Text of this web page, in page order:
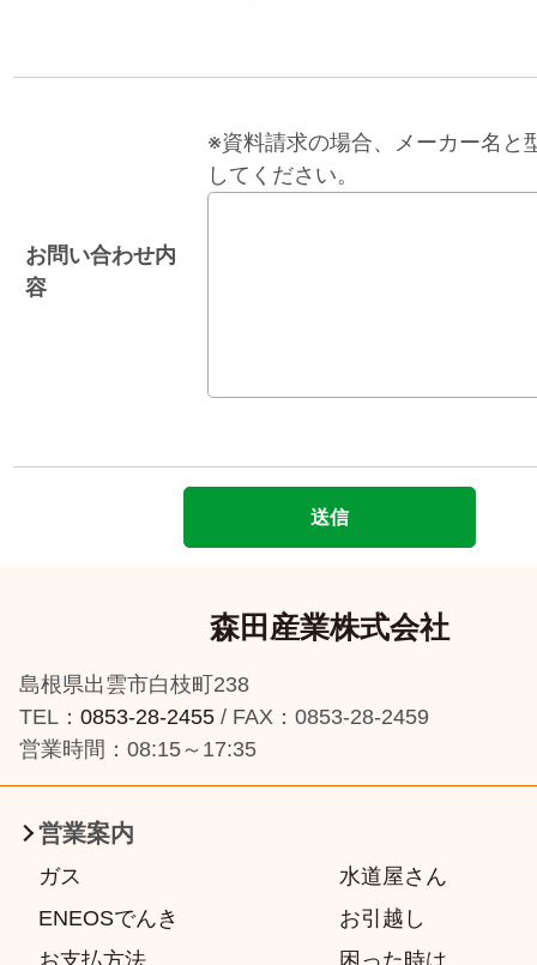
お問い合わせ内
容
※資料請求の場合、メーカー名と
してください。
森田産業株式会社
島根県出雲市白枝町238
TEL： 0853-28-2455 / FAX：0853-28-2459
営業時間：08:15～17:35
営業案内
ガス
水道屋さん
ENEOSでんき
お引越し
お支払方法
困った時は